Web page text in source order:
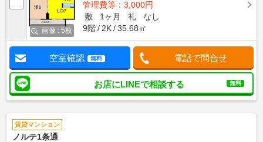
画像 : 5枚
管理費等：3,000円
敷
1ヶ月 礼
なし
9階
2K 35.68㎡
空室確認 無料 電話で問合せ
お店にLINEで相談する 無料
賃貸マンション
ノルテ1条通